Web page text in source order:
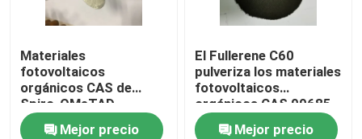
Materiales
fotovoltaicos
orgánicos CAS de
Spiro-OMeTAD
207739-72-8
Mejor precio
El Fullerene C60
pulveriza los materiales
fotovoltaicos
orgánicos CAS 99685-
96-8
Mejor precio